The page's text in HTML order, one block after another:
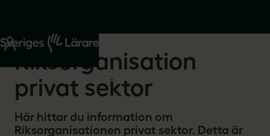
Start Om oss
Riksorganisation
privat sektor
Här hittar du information om
Riksorganisationen privat sektor. Detta är